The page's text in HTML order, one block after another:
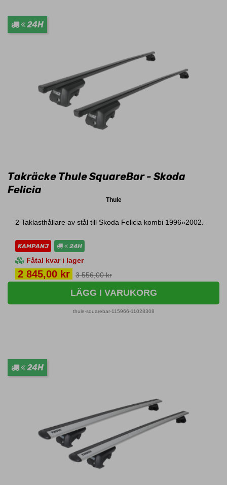
Takräcke Thule SquareBar - Skoda
Felicia
Thule
2 Taklasthållare av stål till Skoda Felicia kombi 1996»2002.
24H
KAMPANJ 24H
Fåtal kvar i lager
Pris
2 845,00 kr 3 556,00 kr
LÄGG I VARUKORG
thule-squarebar-115966-11028308
24H